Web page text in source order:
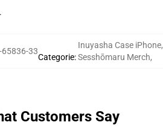
65836-33
Categorie:
Inuyasha Case iPhone,
Sesshōmaru Merch,
Customers Say